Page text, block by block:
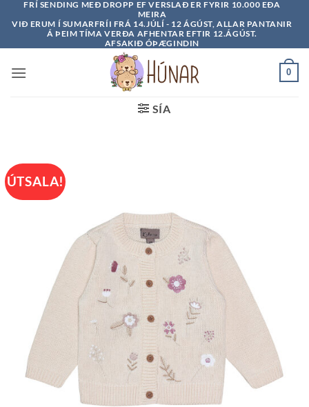
FRÍ SENDING MEÐ DROPP EF VERSLAÐ ER FYRIR 10.000 EÐA
MEIRA
VIÐ ERUM Í SUMARFRÍI FRÁ 14.JÚLÍ - 12 ÁGÚST, ALLAR PANTANIR
Á ÞEIM TÍMA VERÐA AFHENTAR EFTIR 12.ÁGÚST.
AFSAKIÐ ÓÞÆGINDIN
0
SÍA
ÚTSALA!